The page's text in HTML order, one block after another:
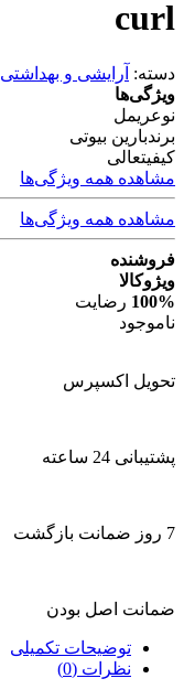
curl
دسته: آرایشی و بهداشتی
ویژگی‌ها
نوعریمل
برندبارین بیوتی
کیفیتعالی
مشاهده همه ویژگی‌ها
مشاهده همه ویژگی‌ها
فروشنده
ویژوکالا
100% رضایت
ناموجود
تحویل اکسپرس
پشتیبانی 24 ساعته
7 روز ضمانت بازگشت
ضمانت اصل بودن
توضیحات تکمیلی
نظرات (0)